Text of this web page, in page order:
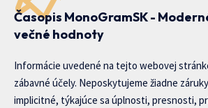
Časopis MonoGramSK -
večné hodnoty
Informácie uvedené na tejto webovej
zábavné účely. Neposkytujeme žiadne
implicitné, týkajúce sa úplnosti, presnosti,